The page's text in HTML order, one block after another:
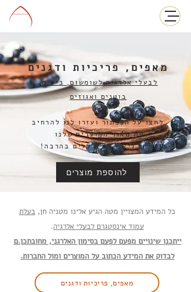
מאפים, פריכיות ודגנים
לבעלי אלרגיה לשומשום, ביצים,
בוטנים ואגוזים
לחצו על הכפתור ועזרו לנו להרחיב
את מאגר המוצרים שלנו
ויחד ניצור חיים קלים בהרבה!
להוספת מוצרים
כל המידע המצויין מטה הגיע אלינו מטניה חן, בעלת
עמוד אינסטגרם לבעלי אלרגיה.
ייתכנו שינויים מפעם לפעם בסימון האלרגני, מחובתכן.ם
לבדוק את המידע הכתוב על המוצרים ומול החברות.
מאפים, פריכיות ודגנים